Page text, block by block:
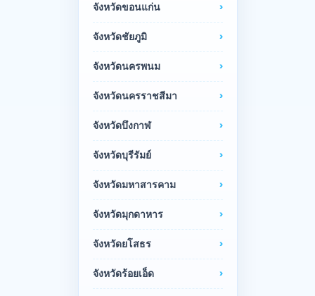
จังหวัดขอนแก่น
จังหวัดชัยภูมิ
จังหวัดนครพนม
จังหวัดนครราชสีมา
จังหวัดบึงกาฬ
จังหวัดบุรีรัมย์
จังหวัดมหาสารคาม
จังหวัดมุกดาหาร
จังหวัดยโสธร
จังหวัดร้อยเอ็ด